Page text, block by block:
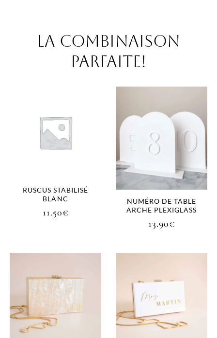
La combinaison
parfaite!
RUSCUS STABILISÉ
BLANC
11.50€
NUMÉRO DE TABLE
ARCHE PLEXIGLASS
13.90€